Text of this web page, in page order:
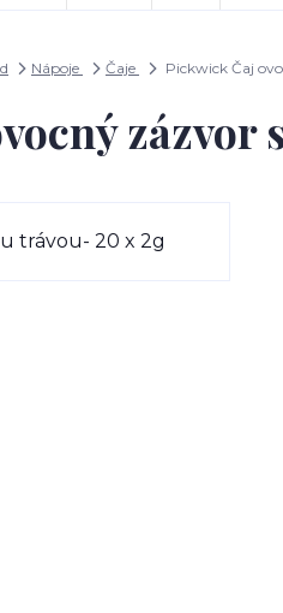
Nápoje Čaje Pickwick Čaj